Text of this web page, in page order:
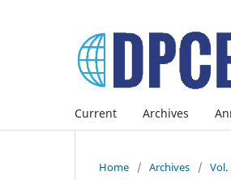
Current Archives
Home / Archives / Vol.